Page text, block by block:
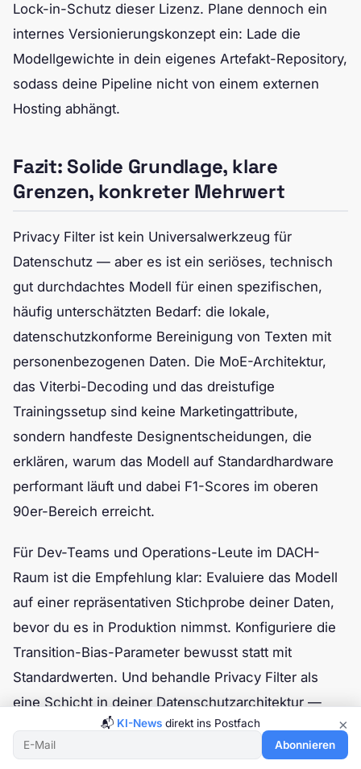
Lock-in-Schutz dieser Lizenz. Plane dennoch ein
internes Versionierungskonzept ein: Lade die
Modellgewichte in dein eigenes Artefakt-Repository,
sodass deine Pipeline nicht von einem externen
Hosting abhängt.
Fazit: Solide Grundlage, klare
Grenzen, konkreter Mehrwert
Privacy Filter ist kein Universalwerkzeug für
Datenschutz — aber es ist ein seriöses, technisch
gut durchdachtes Modell für einen spezifischen,
häufig unterschätzten Bedarf: die lokale,
datenschutzkonforme Bereinigung von Texten mit
personenbezogenen Daten. Die MoE-Architektur,
das Viterbi-Decoding und das dreistufige
Trainingssetup sind keine Marketingattribute,
sondern handfeste Designentscheidungen, die
erklären, warum das Modell auf Standardhardware
performant läuft und dabei F1-Scores im oberen
90er-Bereich erreicht.
Für Dev-Teams und Operations-Leute im DACH-
Raum ist die Empfehlung klar: Evaluiere das Modell
auf einer repräsentativen Stichprobe deiner Daten,
bevor du es in Produktion nimmst. Konfiguriere die
Transition-Bias-Parameter bewusst statt mit
Standardwerten. Und behandle Privacy Filter als
eine Schicht in deiner Datenschutzarchitektur —
nicht als Ersatz für einen durchdachten DSGVO-
Prozess. Wer das beherzigt, bekommt ein
📬 KI-News direkt ins Postfach
Abonnieren
×